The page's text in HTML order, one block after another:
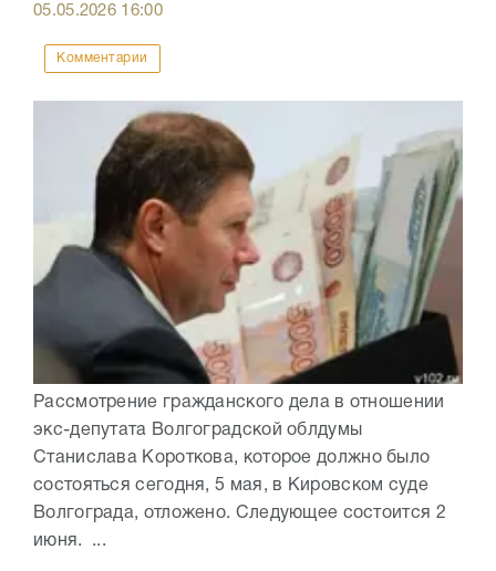
05.05.2026 16:00
Комментарии
Рассмотрение гражданского дела в отношении
экс-депутата Волгоградской облдумы
Станислава Короткова, которое должно было
состояться сегодня, 5 мая, в Кировском суде
Волгограда, отложено. Следующее состоится 2
июня. ...